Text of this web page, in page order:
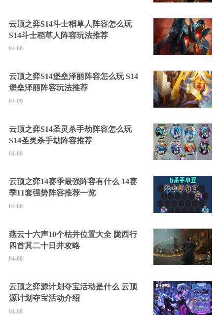
云顶之弈S14斗士稻草人阵容怎么玩
S14斗士稻草人阵容玩法推荐
04-08
云顶之弈S14堡垒泽丽阵容怎么玩 S14
堡垒泽丽阵容玩法推荐
04-08
云顶之弈S14圣灵杀手劫阵容怎么玩
S14圣灵杀手劫阵容推荐
04-08
云顶之弈14赛季最强阵容有什么 14赛
季11套强势阵容推荐一览
04-08
燕云十六声10个枯井位置大全 陇西行
四首其二十日井攻略
04-08
云顶之弈源计划夺宝活动是什么 云顶
源计划夺宝活动介绍
04-08